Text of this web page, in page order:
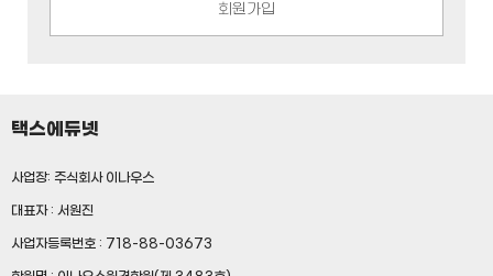
회원가입
택스에듀넷
사업장: 주식회사 이나우스
대표자 : 서원진
사업자등록번호 : 718-88-03673